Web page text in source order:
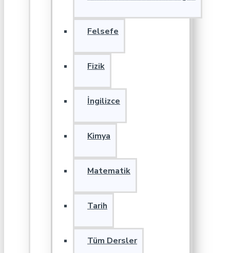
Felsefe
Fizik
İngilizce
Kimya
Matematik
Tarih
Tüm Dersler